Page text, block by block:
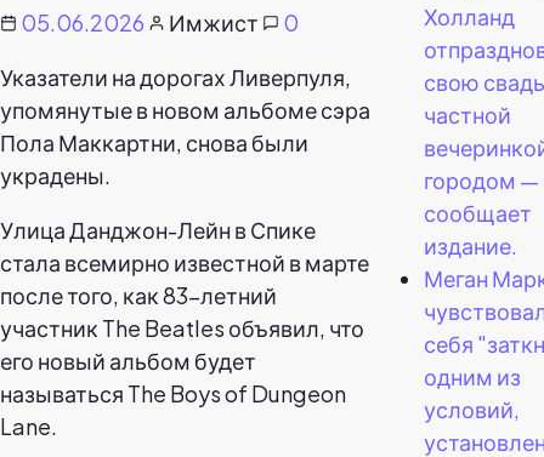
05.06.2026 Имжист
0
Указатели на дорогах Ливерпуля,
упомянутые в новом альбоме сэра
Пола Маккартни, снова были
украдены.
Улица Данджон-Лейн в Спике
стала всемирно известной в марте
после того, как 83-летний
участник The Beatles объявил, что
его новый альбом будет
называться The Boys of Dungeon
Lane.
Холланд
свою
частной
городом —
сообщает
издание.
Меган
себя
одним из
условий,